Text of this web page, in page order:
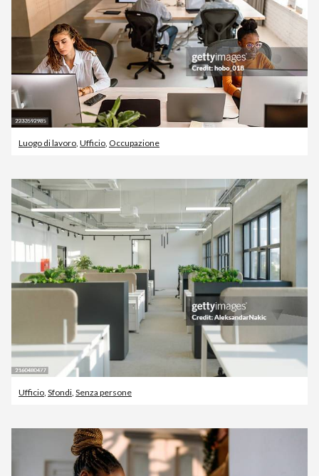
Luogo di lavoro, Ufficio, Occupazione
Ufficio Sfondi Senza persone